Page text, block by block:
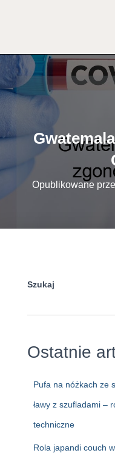
Opublikowane
Szukaj
Ostatnie
Pufa na nóżkach ze
ławy z szufladami –
techniczne
Rola japandi couch